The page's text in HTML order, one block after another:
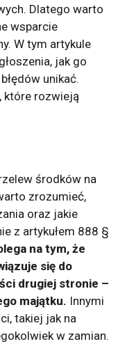
Dlatego warto
wsparcie
W tym artykule
jak go
unikać.
które rozwieją
środków na
zrozumieć,
oraz jakie
z artykułem 888 §
na tym, że
się do
drugiej stronie –
majątku. Innymi
takiej jak na
w zamian.